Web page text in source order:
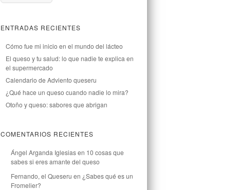
ENTRADAS RECIENTES
Cómo fue mi inicio en el mundo del lácteo
El queso y tu salud: lo que nadie te explica en
el supermercado
Calendario de Adviento queseru
¿Qué hace un queso cuando nadie lo mira?
Otoño y queso: sabores que abrigan
COMENTARIOS RECIENTES
Ángel Arganda Iglesiasen 10 cosas que
sabes si eres amante del queso
Fernando, el Queseru en ¿Sabes qué es un
Fromelier?